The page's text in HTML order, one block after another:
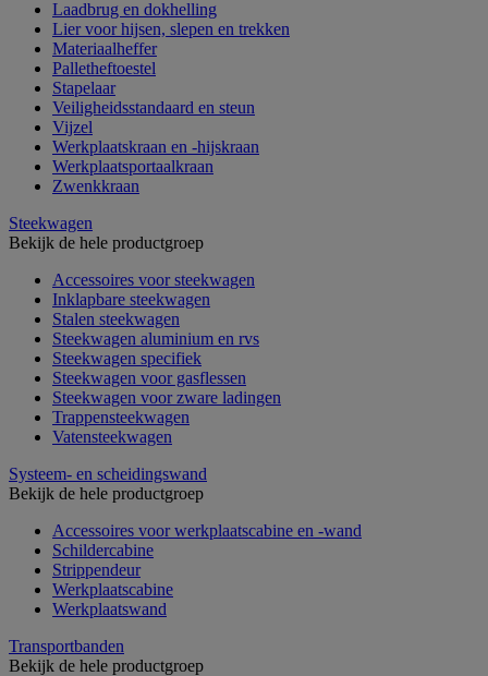
Laadbrug en dokhelling
Lier voor hijsen, slepen en trekken
Materiaalheffer
Palletheftoestel
Stapelaar
Veiligheidsstandaard en steun
Vijzel
Werkplaatskraan en -hijskraan
Werkplaatsportaalkraan
Zwenkkraan
Steekwagen
Bekijk de hele productgroep
Accessoires voor steekwagen
Inklapbare steekwagen
Stalen steekwagen
Steekwagen aluminium en rvs
Steekwagen specifiek
Steekwagen voor gasflessen
Steekwagen voor zware ladingen
Trappensteekwagen
Vatensteekwagen
Systeem- en scheidingswand
Bekijk de hele productgroep
Accessoires voor werkplaatscabine en -wand
Schildercabine
Strippendeur
Werkplaatscabine
Werkplaatswand
Transportbanden
Bekijk de hele productgroep